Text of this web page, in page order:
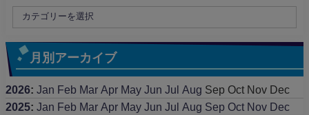
月別アーカイブ
2026: Jan Feb Mar Apr May Jun Jul Aug Sep Oct Nov Dec
2025: Jan Feb Mar Apr May Jun Jul Aug Sep Oct Nov Dec